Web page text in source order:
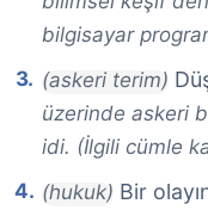
bilgisayar
(askeri terim)
üzerinde askeri
idi. (İlgili cümle
(hukuk) Bir